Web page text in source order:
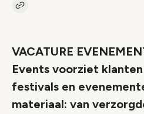
Kopieer link naar artikel
VACATURE
Events voorziet
festivals en
materiaal: van